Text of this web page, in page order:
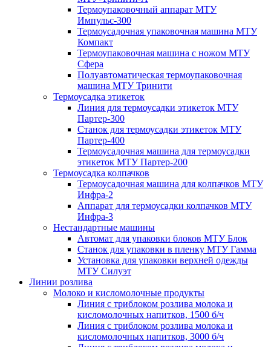
Термоупаковочный аппарат МТУ
Импульс-300
Термоусадочная упаковочная машина МТУ
Компакт
Термоупаковочная машина с ножом МТУ
Сфера
Полуавтоматическая термоупаковочная
машина МТУ Тринити
Термоусадка этикеток
Линия для термоусадки этикеток МТУ
Партер-300
Станок для термоусадки этикеток МТУ
Партер-400
Термоусадочная машина для термоусадки
этикеток МТУ Партер-200
Термоусадка колпачков
Термоусадочная машина для колпачков МТУ
Инфра-2
Аппарат для термоусадки колпачков МТУ
Инфра-3
Нестандартные машины
Автомат для упаковки блоков МТУ Блок
Станок для упаковки в пленку МТУ Гамма
Установка для упаковки верхней одежды
МТУ Силуэт
Линии розлива
Молоко и кисломолочные продукты
Линия с триблоком розлива молока и
кисломолочных напитков, 1500 б/ч
Линия с триблоком розлива молока и
кисломолочных напитков, 3000 б/ч